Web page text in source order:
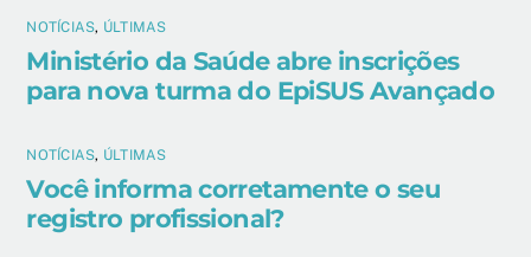
NOTÍCIAS, ÚLTIMAS
Ministério da Saúde abre inscrições
para nova turma do EpiSUS Avançado
NOTÍCIAS, ÚLTIMAS
Você informa corretamente o seu
registro profissional?